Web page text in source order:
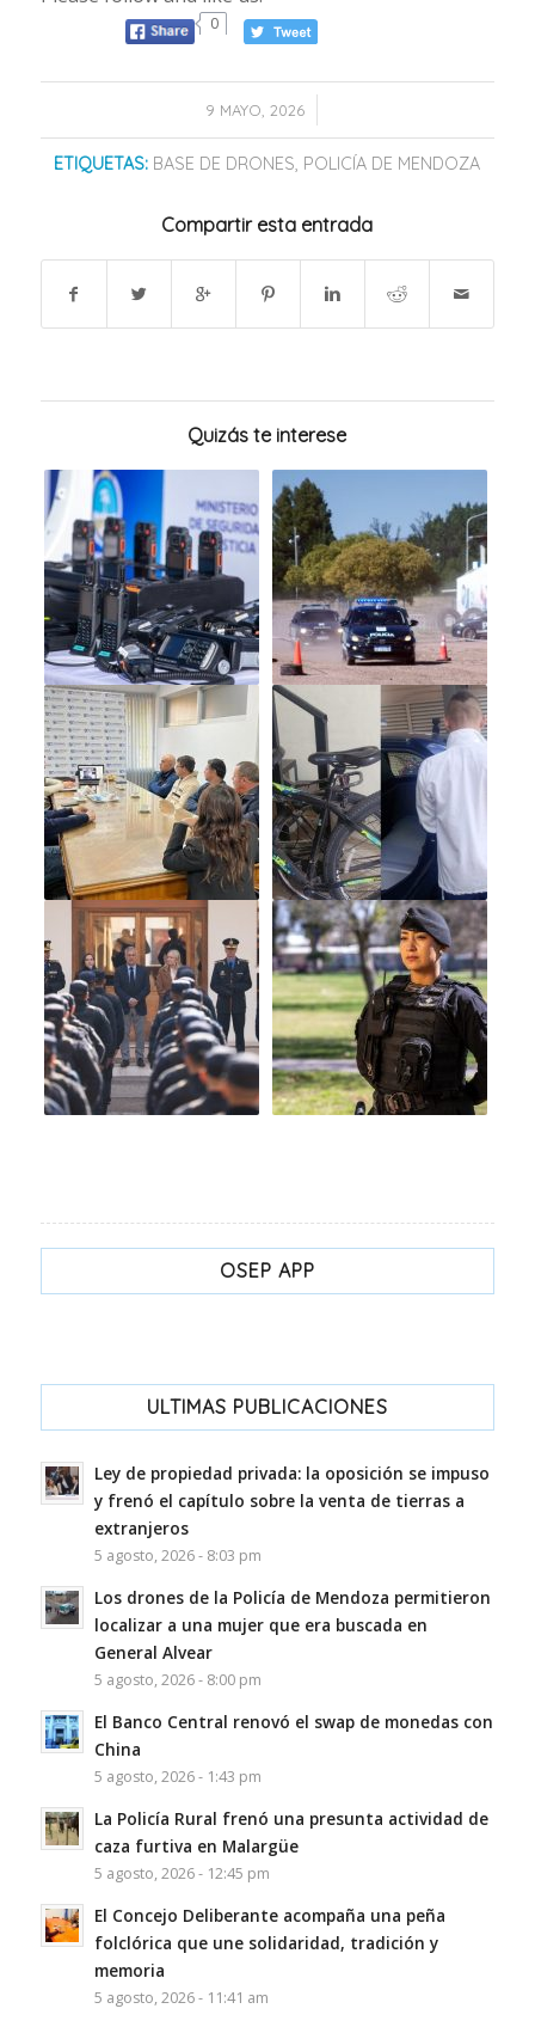
0
9 MAYO, 2026
/
ETIQUETAS: BASE DE DRONES, POLICÍA DE MENDOZA
Compartir esta entrada
Quizás te interese
OSEP APP
ULTIMAS PUBLICACIONES
Ley de propiedad privada: la oposición se impuso
y frenó el capítulo sobre la venta de tierras a
extranjeros
5 agosto, 2026 - 8:03 pm
Los drones de la Policía de Mendoza permitieron
localizar a una mujer que era buscada en
General Alvear
5 agosto, 2026 - 8:00 pm
El Banco Central renovó el swap de monedas con
China
5 agosto, 2026 - 1:43 pm
La Policía Rural frenó una presunta actividad de
caza furtiva en Malargüe
5 agosto, 2026 - 12:45 pm
El Concejo Deliberante acompaña una peña
folclórica que une solidaridad, tradición y
memoria
5 agosto, 2026 - 11:41 am